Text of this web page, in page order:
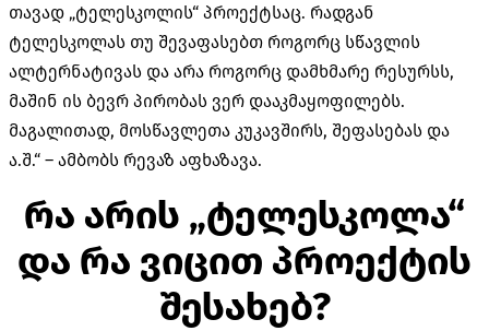
თავად „ტელესკოლის“ პროექტსაც. რადგან
ტელესკოლას თუ შევაფასებთ როგორც სწავლის
ალტერნატივას და არა როგორც დამხმარე რესურსს,
მაშინ ის ბევრ პირობას ვერ დააკმაყოფილებს.
მაგალითად, მოსწავლეთა კუკავშირს, შეფასებას და
ა.შ.“ – ამბობს რევაზ აფხაზავა.
რა არის „ტელესკოლა“
და რა ვიცით პროექტის
შესახებ?